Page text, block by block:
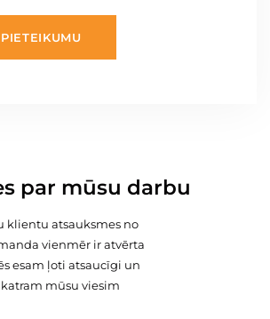
par mūsu darbu
klientu atsauksmes no
vienmēr ir atvērta
esam ļoti atsaucīgi un
mūsu viesim